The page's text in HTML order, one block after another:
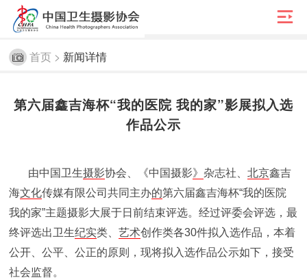

首页 > 新闻详情
第六届鑫吉海杯“我的医院 我的家”影展拟入选
作品公示
由中国卫生摄影协会、《中国摄影》杂志社、北京鑫吉
海文化传媒有限公司共同主办的第六届鑫吉海杯“我的医院
我的家”主题摄影大展于日前结束评选。经过评委会评选，最
终评选出卫生纪实类、艺术创作类各30件拟入选作品，本着
公开、公平、公正的原则，现将拟入选作品公示如下，接受
社会监督。